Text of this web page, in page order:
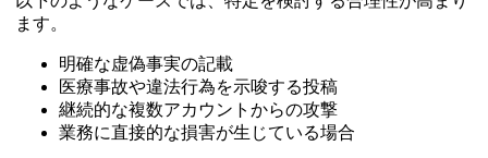
ます。
明確な虚偽事実の記載
医療事故や違法行為を示唆する投稿
継続的な複数アカウントからの攻撃
業務に直接的な損害が生じている場合